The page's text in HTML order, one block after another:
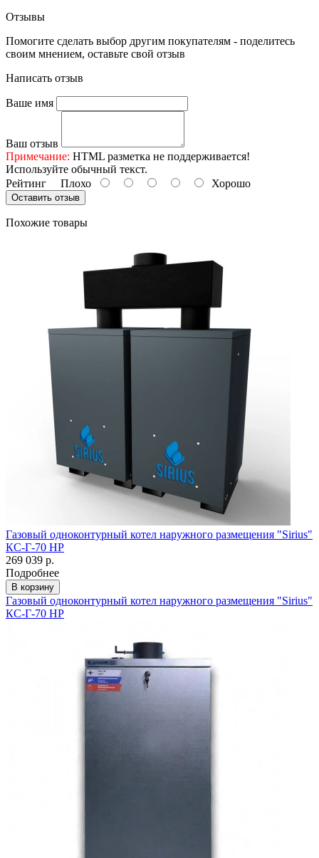
Отзывы
Помогите сделать выбор другим покупателям - поделитесь
своим мнением, оставьте свой отзыв
Написать отзыв
Ваше имя
Ваш отзыв
Примечание: HTML разметка не поддерживается!
Используйте обычный текст.
Рейтинг Плохо Хорошо
Оставить отзыв
Похожие товары
Газовый одноконтурный котел наружного размещения "Sirius"
КС-Г-70 НР
269 039 р.
Подробнее
В корзину
Газовый одноконтурный котел наружного размещения "Sirius"
КС-Г-70 НР